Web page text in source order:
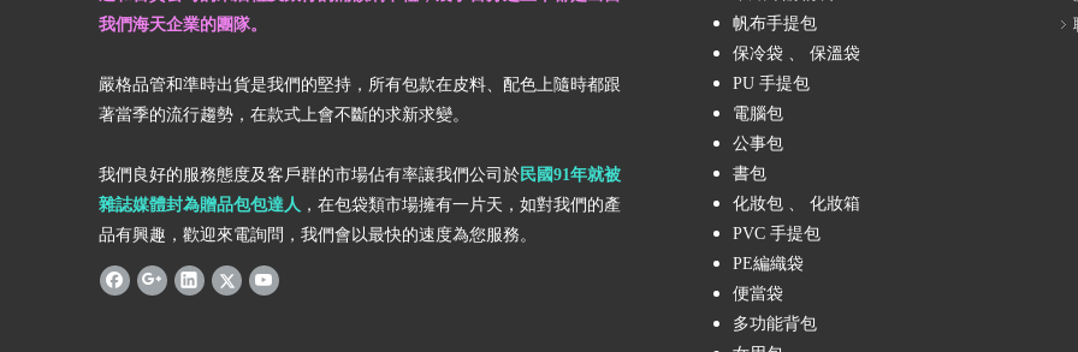
我們海天企業的團隊。
嚴格品管和準時出貨是我們的堅持，所有包款在皮料、配色上隨時都跟
著當季的流行趨勢，在款式上會不斷的求新求變。
我們良好的服務態度及客戶群的市場佔有率讓我們公司於民國91年就被
雜誌媒體封為贈品包包達人 ，在包袋類市場擁有一片天，如對我們的產
品有興趣，歡迎來電詢問，我們會以最快的速度為您服務。
帆布手提包
保冷袋 、 保溫袋
PU 手提包
電腦包
公事包
書包
化妝包 、 化妝箱
PVC 手提包
PE編織袋
便當袋
多功能背包